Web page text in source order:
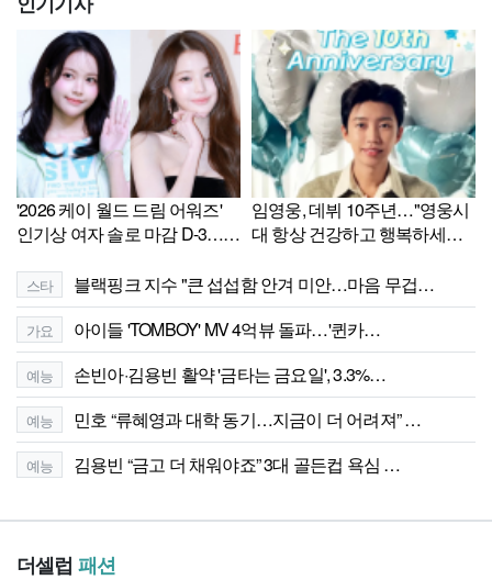
'2026 케이 월드 드림 어워즈'
인기상 여자 솔로 마감 D-3…카
임영웅, 데뷔 10주년…"영웅시
대 항상 건강하고 행복하세요"
스타 블랙핑크 지수 "큰 섭섭함 안겨 미안…마음 무겁…
가요 아이들 'TOMBOY' MV 4억뷰 돌파…'퀸카…
예능 손빈아·김용빈 활약 '금타는 금요일', 3.3%…
예능 민호 “류혜영과 대학 동기…지금이 더 어려져” …
예능 김용빈 “금고 더 채워야죠” 3대 골든컵 욕심 …
더셀럽 패션